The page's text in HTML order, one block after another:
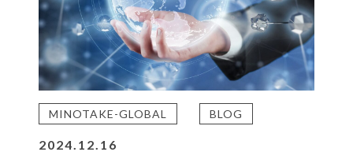
MINOTAKE-GLOBAL BLOG
2024.12.16